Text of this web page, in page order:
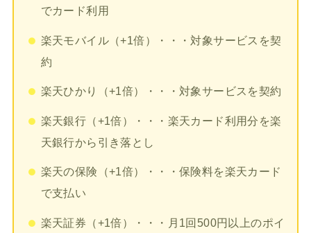
でカード利用
楽天モバイル（+1倍）・・・対象サービスを契
約
楽天ひかり（+1倍）・・・対象サービスを契約
楽天銀行（+1倍）・・・楽天カード利用分を楽
天銀行から引き落とし
楽天の保険（+1倍）・・・保険料を楽天カード
で支払い
楽天証券（+1倍）・・・月1回500円以上のポイ